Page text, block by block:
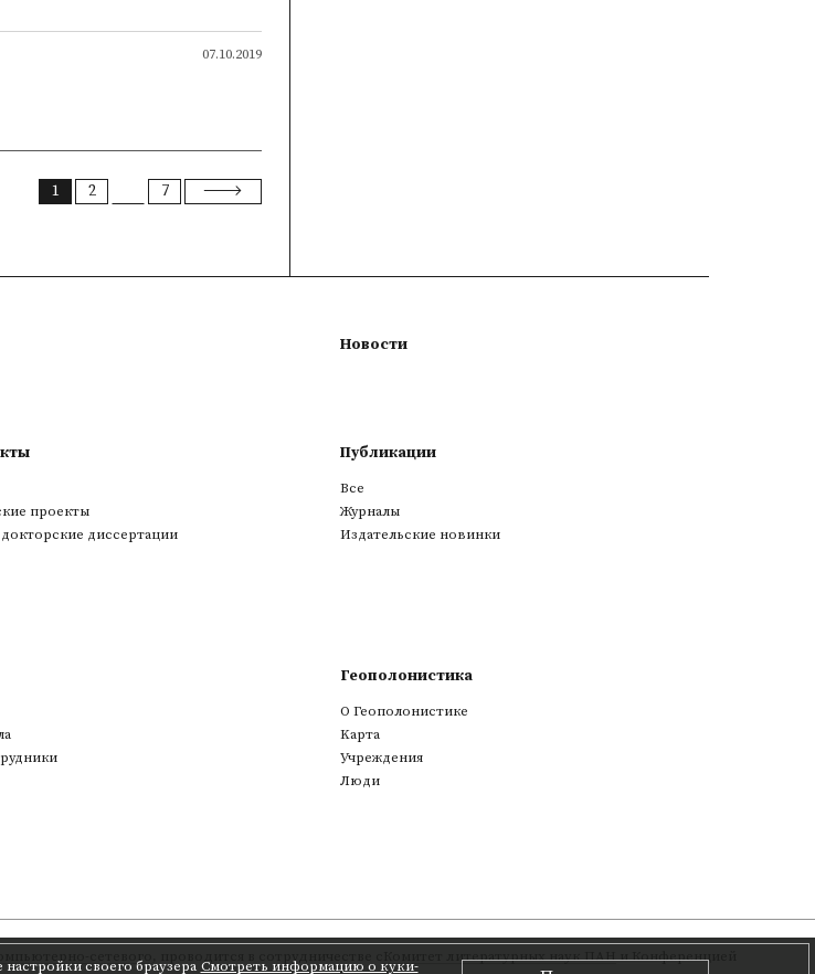
07.10.2019
1 2 7
своего браузера Смотреть информацию о куки-
Новости
проекты
диссертации
Публикации
Все
Журналы
Издательские новинки
Геополонистика
О Геополонистике
Kарта
Учреждения
Люди
сетевого Комитет литературных наук ПАНи Конференцией